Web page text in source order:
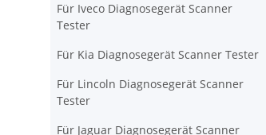
Für Iveco Diagnosegerät Scanner
Tester
Für Kia Diagnosegerät Scanner Tester
Für Lincoln Diagnosegerät Scanner
Tester
Für Jaguar Diagnosegerät Scanner